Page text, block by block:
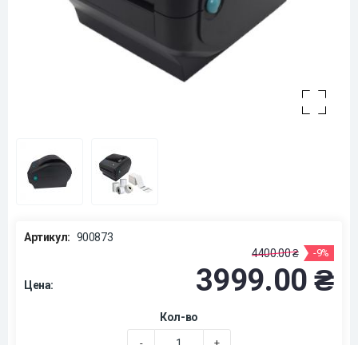
Артикул: 900873
Цена:
4400.00 ₴ -9%
3999.00 ₴
Кол-во
- +